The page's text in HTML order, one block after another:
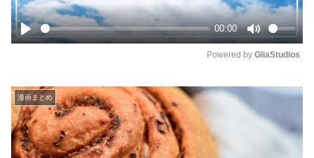
P
y
00:00
M
u
e
y
Powered by GliaStudios
漫画まとめ